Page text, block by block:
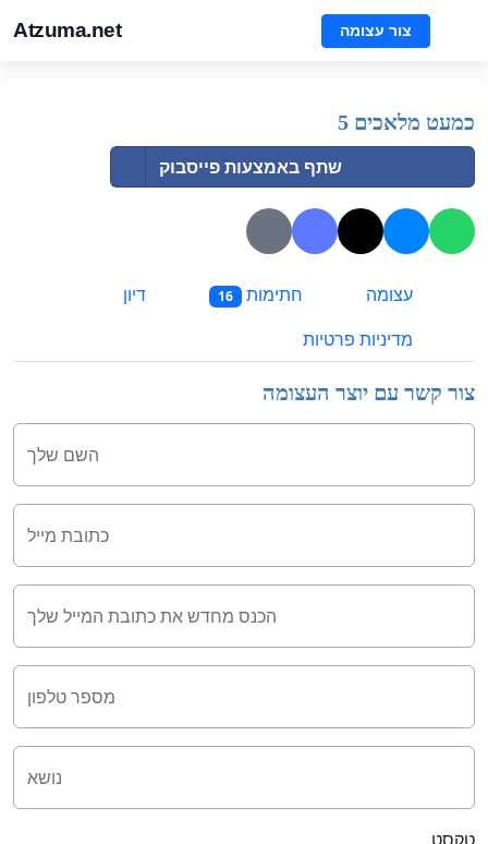
Atzuma.net צור עצומה
כמעט מלאכים 5
שתף באמצעות פייסבוק
עצומה חתימות 16
דיון
מדיניות פרטיות
צור קשר עם יוצר העצומה
השם שלך
כתובת מייל
הכנס מחדש את כתובת המייל שלך
מספר טלפון
נושא